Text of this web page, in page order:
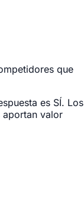
que
es SÍ. Los
aportan valor